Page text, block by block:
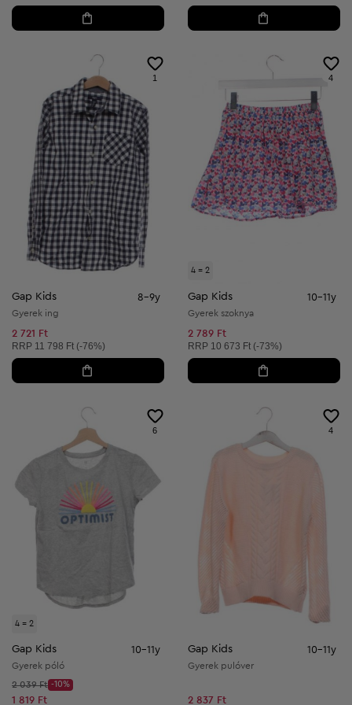
1
Gap Kids 8-9y
Gyerek ing
2 721 Ft
Ajánlott ár:
RRP 11 798 Ft (-76%)
4 = 2
4
Gap Kids 10-11y
Gyerek szoknya
2 789 Ft
Ajánlott ár:
RRP 10 673 Ft (-73%)
4 = 2
6
Gap Kids 10-11y
Gyerek póló
Kezdő ár:
2 039 Ft
Discount Price:
-10%
Csökkentett ár:
1 819 Ft
4
Gap Kids 10-11y
Gyerek pulóver
2 837 Ft